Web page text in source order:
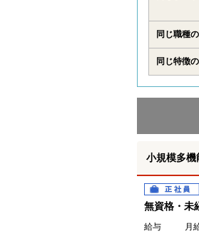
同じ職種
同じ特徴
小規模多
正社員
無資格・未
給与 月